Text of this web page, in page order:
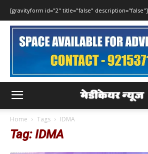
[gravityform id="2" title="false" description="false"]
Home Tags IDMA
Tag: IDMA